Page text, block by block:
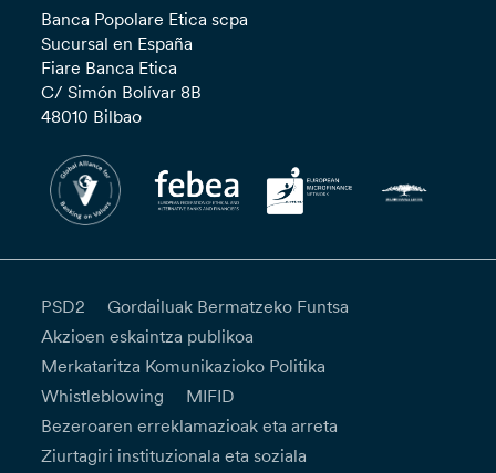
Banca Popolare Etica scpa
Sucursal en España
Fiare Banca Etica
C/ Simón Bolívar 8B
48010 Bilbao
PSD2
Gordailuak Bermatzeko Funtsa
Akzioen eskaintza publikoa
Merkataritza Komunikazioko Politika
Whistleblowing
MIFID
Bezeroaren erreklamazioak eta arreta
Ziurtagiri instituzionala eta soziala